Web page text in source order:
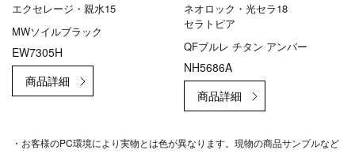
エクセレージ・親水15
MWソイルブラック
EW7305H
ネオロック・光セラ18
セラトピア
QFブルレ チタン アンバー
NH5686A
・お客様のPC環境により実物とは色が異なります。現物の商品サンプルなど